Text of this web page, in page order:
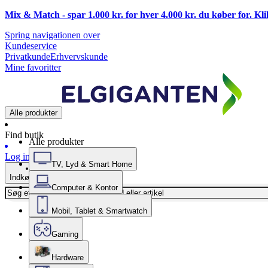
Mix & Match - spar 1.000 kr. for hver 4.000 kr. du køber for.
Spring navigationen over
Kundeservice
PrivatkundeErhvervskunde
Mine favoritter
Alle produkter
Find butik
Log ind
Indkøbskurv
Alle produkter
TV, Lyd & Smart Home
Computer & Kontor
Mobil, Tablet & Smartwatch
Gaming
Hardware